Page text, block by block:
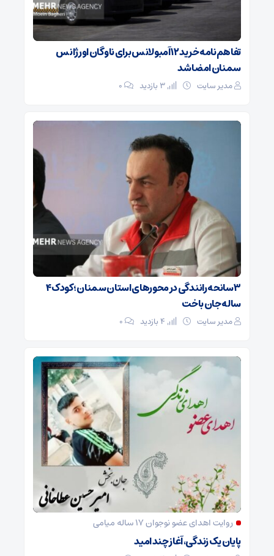
تفاهم‌نامه خرید ۱۲ آمبولانس برای ناوگان اورژانس
سمنان امضا شد
مدیر سایت ۰
۳ سانحه رانندگی در محورهای استان سمنان؛ کودک ۴
ساله جان باخت
مدیر سایت ۰
روایت اهدای عضو نوجوان ۱۷ ساله میامی
پایان یک زندگی، آغاز چند امید